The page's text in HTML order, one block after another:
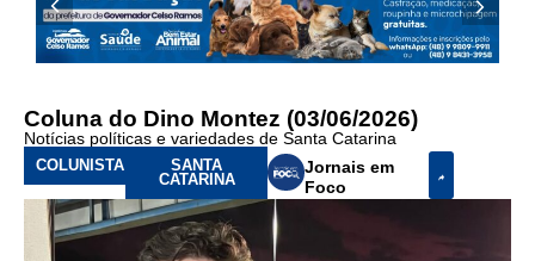
Coluna do Dino Montez (03/06/2026)
Notícias políticas e variedades de Santa Catarina
COLUNISTA
SANTA
CATARINA
Jornais em
Foco